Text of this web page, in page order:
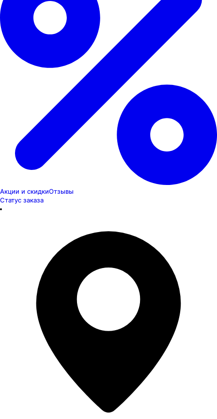
Акции и скидкиОтзывы
Статус заказа